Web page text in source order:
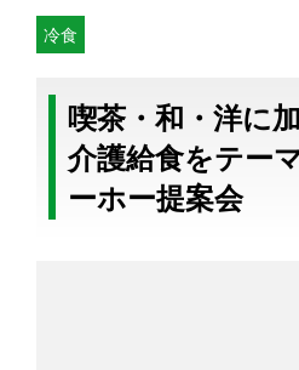
冷食
喫茶・和・洋に
介護給食をテー
ーホー提案会